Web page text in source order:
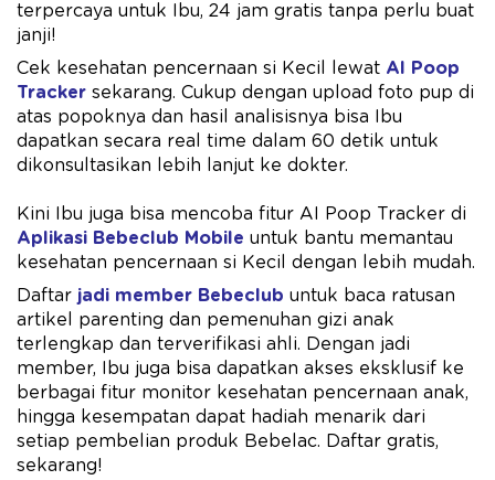
terpercaya untuk Ibu, 24 jam gratis tanpa perlu buat
janji!
Cek kesehatan pencernaan si Kecil lewat AI Poop
Tracker sekarang. Cukup dengan upload foto pup di
atas popoknya dan hasil analisisnya bisa Ibu
dapatkan secara real time dalam 60 detik untuk
dikonsultasikan lebih lanjut ke dokter.
Kini Ibu juga bisa mencoba fitur AI Poop Tracker di
Aplikasi Bebeclub Mobile untuk bantu memantau
kesehatan pencernaan si Kecil dengan lebih mudah.
Daftar jadi member Bebeclub untuk baca ratusan
artikel parenting dan pemenuhan gizi anak
terlengkap dan terverifikasi ahli. Dengan jadi
member, Ibu juga bisa dapatkan akses eksklusif ke
berbagai fitur monitor kesehatan pencernaan anak,
hingga kesempatan dapat hadiah menarik dari
setiap pembelian produk Bebelac. Daftar gratis,
sekarang!